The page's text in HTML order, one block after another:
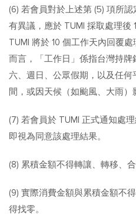
(6) 若會員對於上述第 (5) 項所認
有異議，應於 TUMI 採取處理後
TUMI 將於 10 個工作天內回覆
而言，「工作日」係指台灣持牌
六、週日、公眾假期，以及任
間，或因天候（如颱風、大雨）
(7) 若會員於 TUMI 正式通知處
即視為同意該處理結果。
(8) 累積金額不得轉讓、轉移、合
(9) 實際消費金額與累積金額不
得找零。